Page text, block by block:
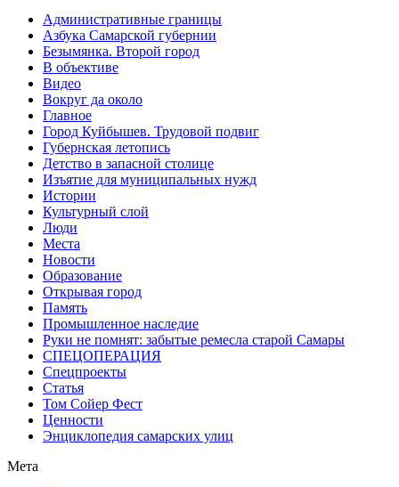
Административные границы
Азбука Самарской губернии
Безымянка. Второй город
В объективе
Видео
Вокруг да около
Главное
Город Куйбышев. Трудовой подвиг
Губернская летопись
Детство в запасной столице
Изъятие для муниципальных нужд
Истории
Культурный слой
Люди
Места
Новости
Образование
Открывая город
Память
Промышленное наследие
Руки не помнят: забытые ремесла старой Самары
СПЕЦОПЕРАЦИЯ
Спецпроекты
Статья
Том Сойер Фест
Ценности
Энциклопедия самарских улиц
Мета